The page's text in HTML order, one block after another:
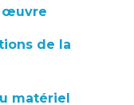
œuvre
de la
matériel